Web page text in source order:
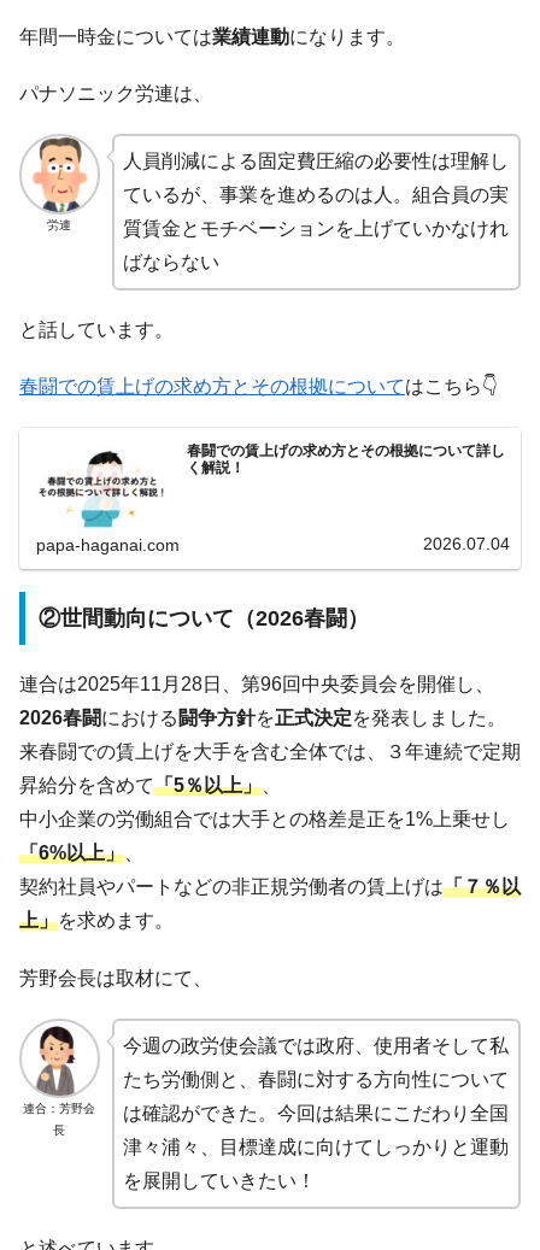
年間一時金については業績連動になります。
パナソニック労連は、
労連
人員削減による固定費圧縮の必要性は理解し
ているが、事業を進めるのは人。組合員の実
質賃金とモチベーションを上げていかなけれ
ばならない
と話しています。
春闘での賃上げの求め方とその根拠についてはこちら👇
春闘での賃上げの求め方とその根拠について詳し
く解説！
papa-haganai.com 2026.07.04
②世間動向について（2026春闘）
連合は2025年11月28日、第96回中央委員会を開催し、
2026春闘における 闘争方針を正式決定を発表しました。
来春闘での賃上げを大手を含む全体では、３年連続で定期
昇給分を含めて「5％以上」、
中小企業の労働組合では大手との格差是正を1%上乗せし
「6%以上」、
契約社員やパートなどの非正規労働者の賃上げは「７％以
上」を求めます。
芳野会長は取材にて、
連合：芳野会
長
今週の政労使会議では政府、使用者そして私
たち労働側と、春闘に対する方向性について
は確認ができた。今回は結果にこだわり全国
津々浦々、目標達成に向けてしっかりと運動
を展開していきたい！